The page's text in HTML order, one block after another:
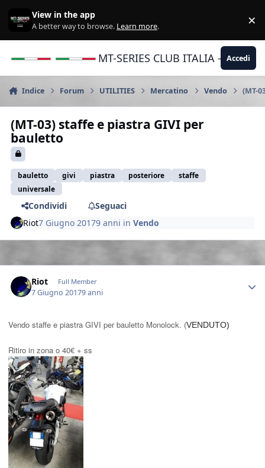
View in the app
A better way to browse. Learn more. ×
MT-SERIES CLUB ITALIA -Accedi
Indice Forum UTILITIES Mercatino Vendo (MT-
(MT-03) staffe e piastra GIVI per
bauletto
bauletto givi piastra posteriore
staffe
universale
Condividi
Seguaci
Riot7 Giugno 20179 anni inVendo
Riot Full Member
7 Giugno 20179 anni
Vendo staffe e piastra GIVI per bauletto Monolock. (VENDUTO)
Ritiro in zona o 40€ + ss